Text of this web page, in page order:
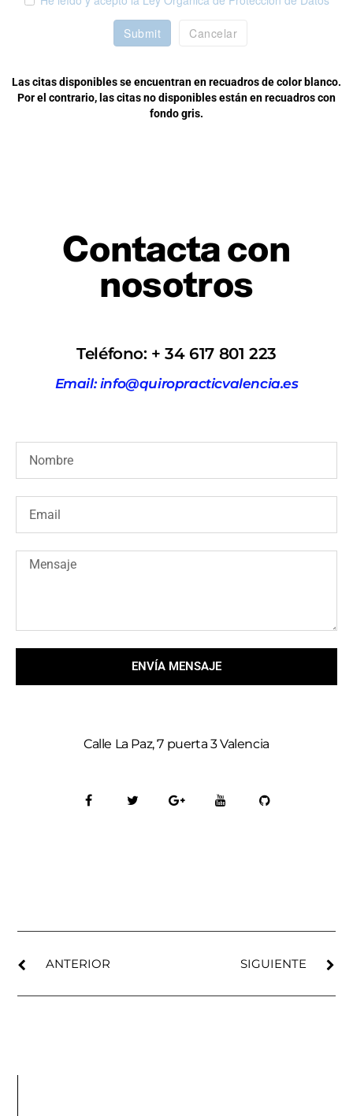
Submit Cancelar
Las citas disponibles se encuentran en recuadros de color blanco.
Por el contrario, las citas no disponibles están en recuadros con
fondo gris.
Contacta con
nosotros
Teléfono: + 34 617 801 223
Email: info@quiropracticvalencia.es
ENVÍA MENSAJE
Calle La Paz, 7 puerta 3 Valencia
ANTERIOR SIGUIENTE